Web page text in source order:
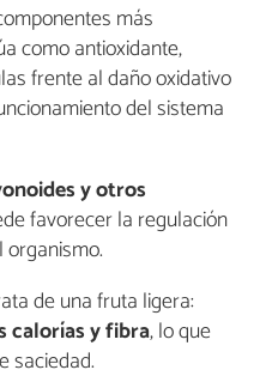
más
como antioxidante,
frente al daño oxidativo
del sistema
y otros
favorecer la regulación
de una fruta ligera:
calorías y fibra, lo que
saciedad.